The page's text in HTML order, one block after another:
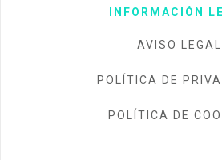
INFORMACIÓN
AVISO LEGAL
POLÍTICA DE
POLÍTICA DE